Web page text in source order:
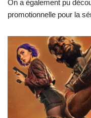
On a également pu
promotionnelle pour la